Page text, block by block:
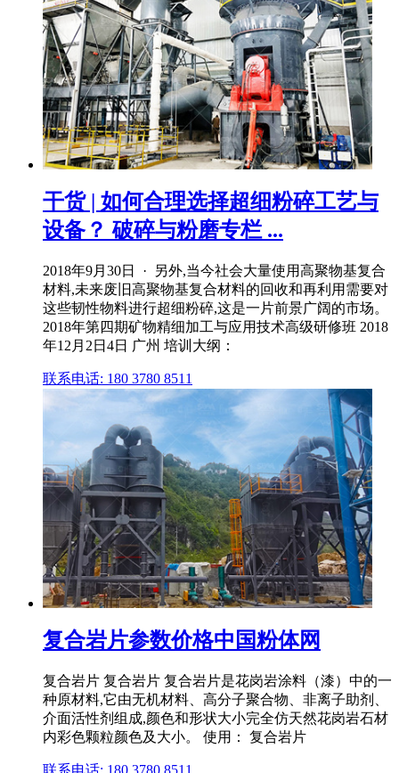
干货 | 如何合理选择超细粉碎工艺与
设备？ 破碎与粉磨专栏 ...
2018年9月30日 · 另外,当今社会大量使用高聚物基复合
材料,未来废旧高聚物基复合材料的回收和再利用需要对
这些韧性物料进行超细粉碎,这是一片前景广阔的市场。
2018年第四期矿物精细加工与应用技术高级研修班 2018
年12月2日4日 广州 培训大纲：
联系电话: 180 3780 8511
复合岩片参数价格中国粉体网
复合岩片 复合岩片 复合岩片是花岗岩涂料（漆）中的一
种原材料,它由无机材料、高分子聚合物、非离子助剂、
介面活性剂组成,颜色和形状大小完全仿天然花岗岩石材
内彩色颗粒颜色及大小。 使用： 复合岩片
联系电话: 180 3780 8511